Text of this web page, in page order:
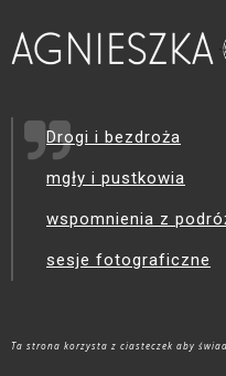
Drogi i bezdroża
mgły i pustkowia
wspomnienia z
sesje fotograficzne
Ta strona korzysta z ciasteczek aby